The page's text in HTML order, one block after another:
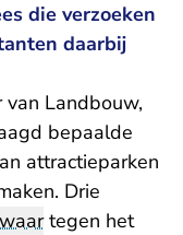
die verzoeken
daarbij
Landbouw,
bepaalde
attractieparken
Drie
tegen het